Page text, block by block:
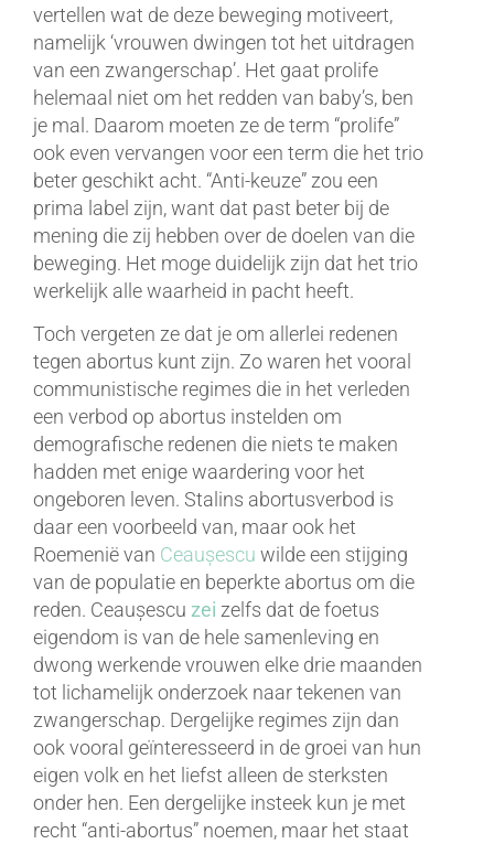
vertellen wat de deze beweging motiveert,
namelijk ‘vrouwen dwingen tot het uitdragen
van een zwangerschap’. Het gaat prolife
helemaal niet om het redden van baby’s, ben
je mal. Daarom moeten ze de term “prolife”
ook even vervangen voor een term die het trio
beter geschikt acht. “Anti-keuze” zou een
prima label zijn, want dat past beter bij de
mening die zij hebben over de doelen van die
beweging. Het moge duidelijk zijn dat het trio
werkelijk alle waarheid in pacht heeft.
Toch vergeten ze dat je om allerlei redenen
tegen abortus kunt zijn. Zo waren het vooral
communistische regimes die in het verleden
een verbod op abortus instelden om
demografische redenen die niets te maken
hadden met enige waardering voor het
ongeboren leven. Stalins abortusverbod is
daar een voorbeeld van, maar ook het
Roemenië van Ceaușescu wilde een stijging
van de populatie en beperkte abortus om die
reden. Ceaușescu zei zelfs dat de foetus
eigendom is van de hele samenleving en
dwong werkende vrouwen elke drie maanden
tot lichamelijk onderzoek naar tekenen van
zwangerschap. Dergelijke regimes zijn dan
ook vooral geïnteresseerd in de groei van hun
eigen volk en het liefst alleen de sterksten
onder hen. Een dergelijke insteek kun je met
recht “anti-abortus” noemen, maar het staat